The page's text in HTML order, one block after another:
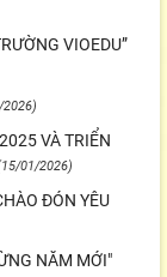
VIOEDU”
VÀ TRIỂN
01/2026)
ĐÓN YÊU
NĂM MỚI"